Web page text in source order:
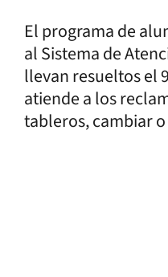
El programa de
al Sistema de
llevan resueltos el
atiende a los
tableros, cambiar